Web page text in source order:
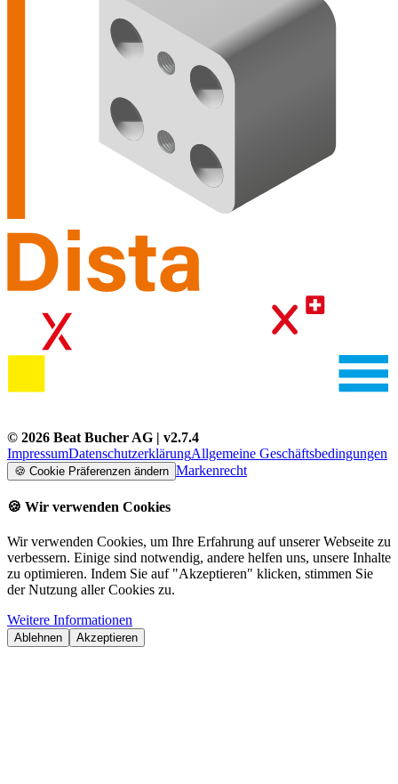
© 2026 Beat Bucher AG | v2.7.4
ImpressumDatenschutzerklärungAllgemeine Geschäftsbedingungen
🍪 Cookie Präferenzen ändern Markenrecht
🍪 Wir verwenden Cookies
Wir verwenden Cookies, um Ihre Erfahrung auf unserer Webseite zu
verbessern. Einige sind notwendig, andere helfen uns, unsere Inhalte
zu optimieren. Indem Sie auf "Akzeptieren" klicken, stimmen Sie
der Nutzung aller Cookies zu.
Weitere Informationen
Ablehnen Akzeptieren